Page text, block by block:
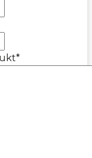
*